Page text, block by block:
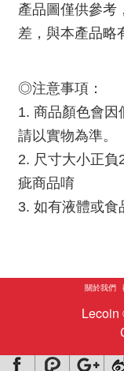
產品圖僅供參考
差，與本產品略
◎注意事項：
1. 商品顏色會因
請以實物為準。
2. 尺寸大小正負
疵商品唷
3. 如有液體或食
關於我們
Lecoin